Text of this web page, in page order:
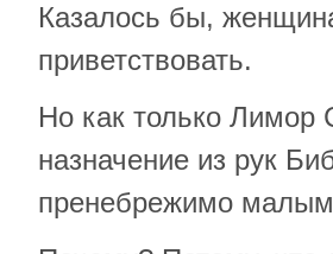
Казалось бы,
приветствовать.
Но как только
назначение из рук
пренебрежимо